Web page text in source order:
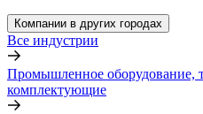
Компании в других городах
Все индустрии
Промышленное оборудование,
комплектующие